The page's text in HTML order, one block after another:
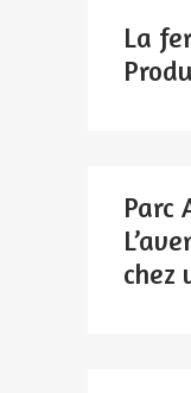
La
Parc
chez